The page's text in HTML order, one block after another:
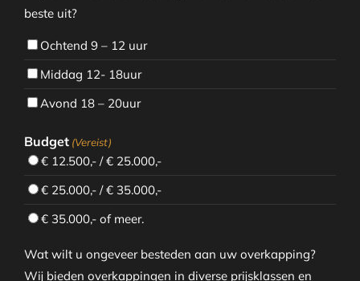
beste uit?
Ochtend 9 – 12 uur
Middag 12- 18uur
Avond 18 – 20uur
Budget (Vereist)
€ 12.500,- / € 25.000,-
€ 25.000,- / € 35.000,-
€ 35.000,- of meer.
Wat wilt u ongeveer besteden aan uw overkapping?
Wij bieden overkappingen in diverse prijsklassen en